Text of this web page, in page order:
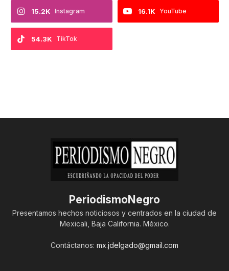
Instagram
15.2K YouTube
16.1K
TikTok
54.3K
PeriodismoNegro
Presentamos hechos noticiosos y centrados en la ciudad de
Mexicali, Baja California. México.
Contáctanos: mx.jdelgado@gmail.com